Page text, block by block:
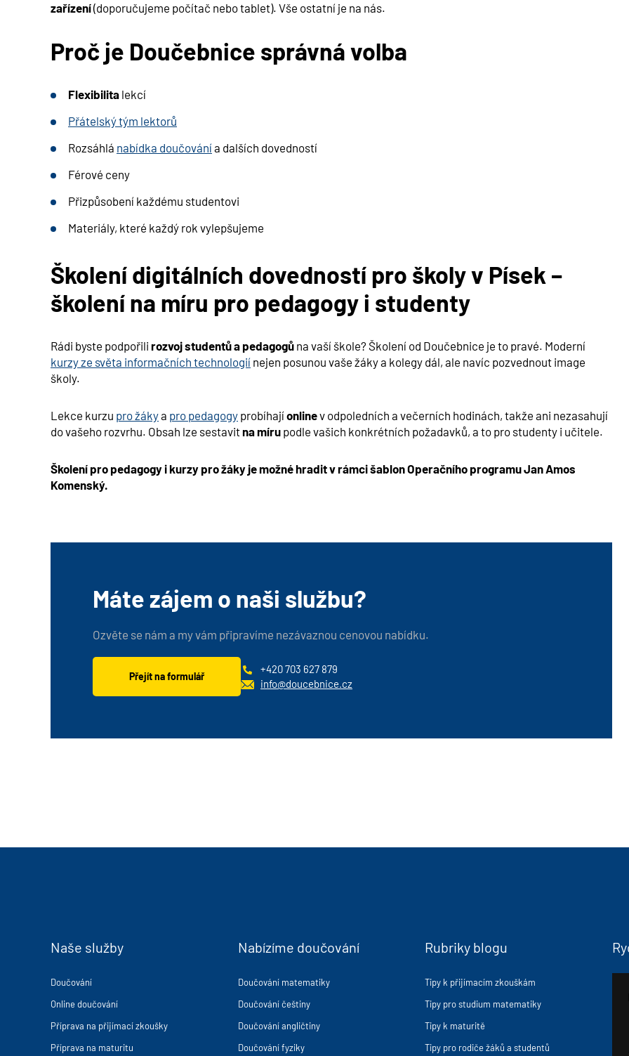
zařízení(doporučujeme počítač nebo tablet). Vše ostatní je na nás.
Proč je Doučebnice správná volba
Flexibilita lekcí
Přátelský tým lektorů
Rozsáhlá nabídka doučování a dalších dovedností
Férové ceny
Přizpůsobení každému studentovi
Materiály, které každý rok vylepšujeme
Školení digitálních dovedností pro školy v Písek –
školení na míru pro pedagogy i studenty
Rádi byste podpořili rozvoj studentů a pedagogů na vaší škole? Školení od Doučebnice je to pravé. Moderní
kurzy ze světa informačních technologií nejen posunou vaše žáky a kolegy dál, ale navíc pozvednout image
školy.
Lekce kurzu pro žákya pro pedagogy probíhají onlinev odpoledních a večerních hodinách, takže ani nezasahují
do vašeho rozvrhu. Obsah lze sestavitna míru podle vašich konkrétních požadavků, a to pro studenty i učitele.
Školení pro pedagogy i kurzy pro žáky je možné hradit v rámci šablon Operačního programu Jan Amos
Komenský.
Máte zájem o naši službu?
Ozvěte se nám a my vám připravíme nezávaznou cenovou nabídku.
Přejít na formulář
+420 703 627 879
info@doucebnice.cz
Naše služby
Doučování
Online doučování
Příprava na přijímací zkoušky
Příprava na maturitu
Nabízíme doučování
Doučování matematiky
Doučování češtiny
Doučování angličtiny
Doučování fyziky
Rubriky blogu
Tipy k přijímacím zkouškám
Tipy pro studium matematiky
Tipy k maturitě
Tipy pro rodiče žáků a studentů